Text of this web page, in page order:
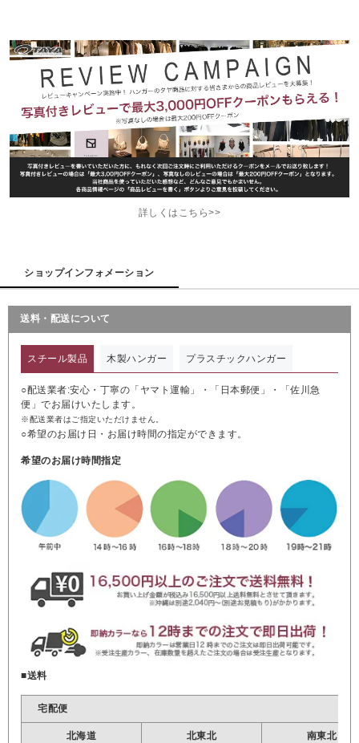
詳しくはこちら>>
ショップインフォメーション
送料・配送について
スチール製品 木製ハンガー プラスチックハンガー
○配送業者:安心・丁寧の「ヤマト運輸」・「日本郵便」・「佐川急
便」でお届けいたします。
※配送業者はご指定いただけません。
○希望のお届け日・お届け時間の指定ができます。
希望のお届け時間指定
■送料
宅配便
北海道 北東北 南東北